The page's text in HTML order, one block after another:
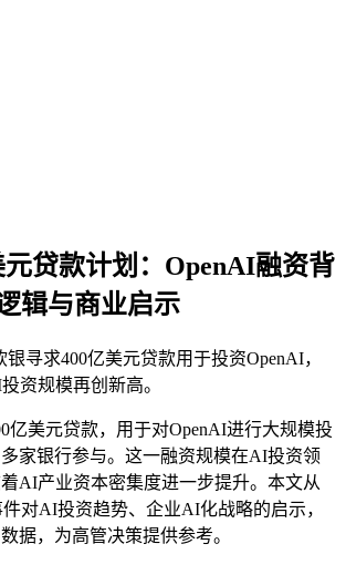
元贷款计划：OpenAI融资背
辑与商业启示
银寻求400亿美元贷款用于投资OpenAI，
资规模再创新高。
亿美元贷款，用于对OpenAI进行大规模投
家银行参与。这一融资规模在AI投资领
AI产业资本密集度进一步提升。本文从
对AI投资趋势、企业AI化战略的启示，
据，为高管决策提供参考。